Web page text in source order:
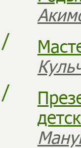
/
/